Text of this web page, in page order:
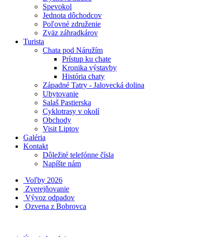
Spevokol
Jednota dôchodcov
Poľovné združenie
Zväz záhradkárov
Turista
Chata pod Náružím
Prístup ku chate
Kronika výstavby
História chaty
Západné Tatry - Jalovecká dolina
Ubytovanie
Salaš Pastierska
Cyklotrasy v okolí
Obchody
Visit Liptov
Galéria
Kontakt
Dôležité telefónne čísla
Napíšte nám
Voľby 2026
Zverejňovanie
Vývoz odpadov
Ozvena z Bobrovca